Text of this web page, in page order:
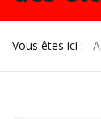
Vous êtes ici :